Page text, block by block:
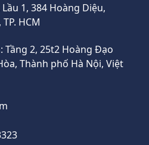
1, 384 Hoàng Diệu,
HCM
Tầng 2, 25t2 Hoàng Đạo
Thành phố Hà Nội, Việt